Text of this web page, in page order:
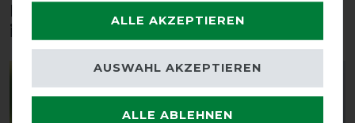
Diese Produkte könnten dich auch
interessieren
ALLE AKZEPTIEREN
ALLE ABLEHNEN
AUSWAHL AKZEPTIEREN